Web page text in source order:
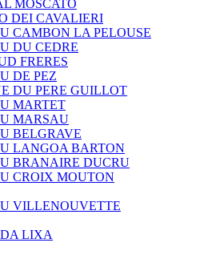
MOSCATO
DEI CAVALIERI
CAMBON LA PELOUSE
DU CEDRE
FRERES
DE PEZ
DU PERE GUILLOT
MARTET
MARSAU
BELGRAVE
LANGOA BARTON
BRANAIRE DUCRU
CROIX MOUTON
VILLENOUVETTE
LIXA